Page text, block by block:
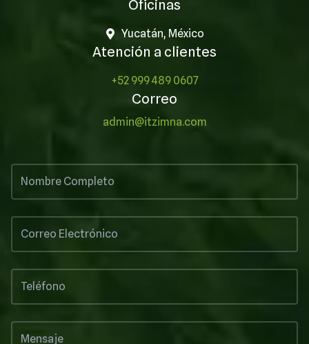
Oficinas
Yucatán, México
Atención a clientes
+52 999 489 0607
Correo
admin@itzimna.com